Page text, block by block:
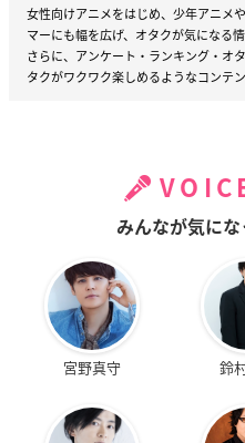
女性向けアニメをはじめ、少年アニメ
マーにも幅を広げ、オタクが気になる
さらに、アンケート・ランキング・オ
タクがワクワク楽しめるようなコンテ
みんなが気に
宮野真守 鈴